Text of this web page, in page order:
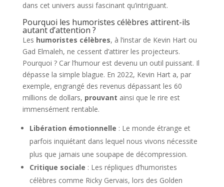
dans cet univers aussi fascinant qu’intriguant.
Pourquoi les humoristes célèbres attirent-ils
autant d’attention ?
Les humoristes célèbres, à l’instar de Kevin Hart ou
Gad Elmaleh, ne cessent d’attirer les projecteurs.
Pourquoi ? Car l’humour est devenu un outil puissant. Il
dépasse la simple blague. En 2022, Kevin Hart a, par
exemple, engrangé des revenus dépassant les 60
millions de dollars, prouvant ainsi que le rire est
immensément rentable.
Libération émotionnelle : Le monde étrange et
parfois inquiétant dans lequel nous vivons nécessite
plus que jamais une soupape de décompression.
Critique sociale : Les répliques d’humoristes
célèbres comme Ricky Gervais, lors des Golden